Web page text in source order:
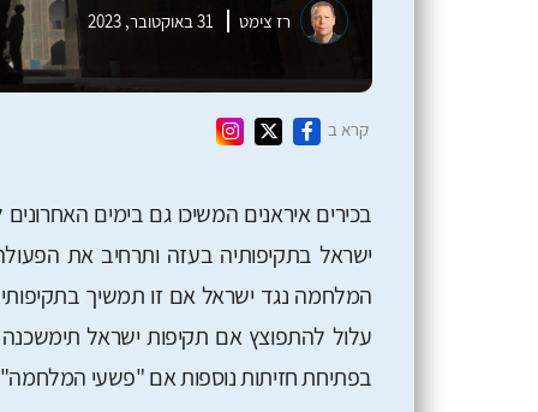
רז צימט 31 באוקטובר, 2023
קרא ב
בכירים איראנים המשיכו גם בימים
ישראל בתקיפותיה בעזה ותרחיב את
המלחמה נגד ישראל אם זו תמשיך
עלול להתפוצץ אם תקיפות ישראל תימשכנה
בפתיחת חזיתות נוספות אם "פשעי המלחמה"